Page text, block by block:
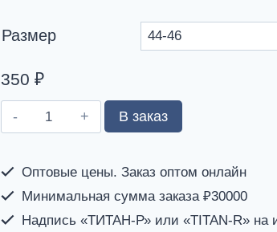
Размер
350 ₽
Количество
товара
боксеры
армейские.
Кулирка.
В заказ
Оптовые цены. Заказ оптом онлайн
Минимальная сумма заказа ₽30000
Надпись «ТИТАН-Р» или «TITAN-R» на